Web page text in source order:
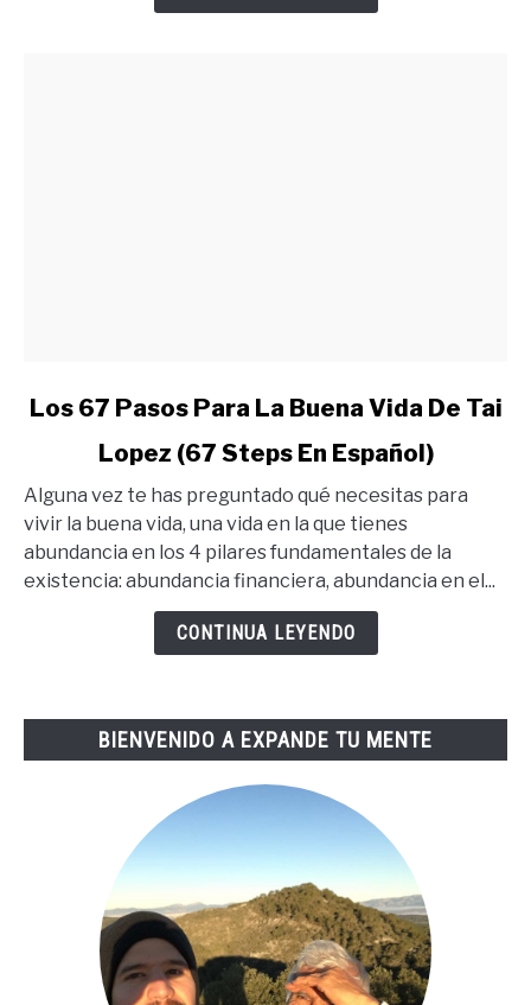
link
67
Pasos
Para
Steps
Los 67 Pasos Para La Buena Vida De Tai
Lopez (67 Steps En Español)
Alguna vez te has preguntado qué necesitas para
vivir la buena vida, una vida en la que tienes
abundancia en los 4 pilares fundamentales de la
existencia: abundancia financiera, abundancia en el...
CONTINUA LEYENDO
BIENVENIDO A EXPANDE TU MENTE